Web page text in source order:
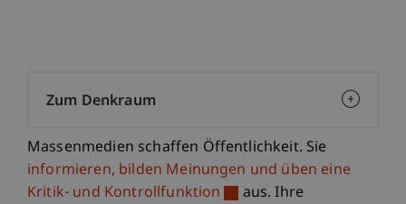
Massenmedien schaffen Öffentlichkeit. Sie
informieren, bilden Meinungen und üben eine
Kritik- und Kontrollfunktion
aus. Ihre
Zum Denkraum